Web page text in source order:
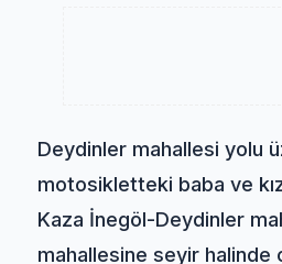
Deydinler mahallesi yolu
motosikletteki baba ve
Kaza İnegöl-Deydinler
mahallesine seyir halinde